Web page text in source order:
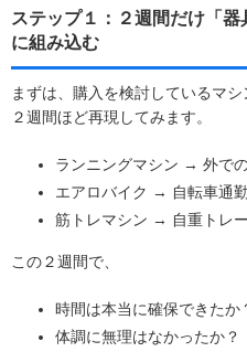
ステップ１：２週間だけ「
に組み込む
まずは、購入を検討しているマ
２週間ほど再現してみます。
ランニングマシン → 外で
エアロバイク → 自転車通
筋トレマシン → 自重トレ
この２週間で、
時間は本当に確保できたか
体調に無理はなかったか？